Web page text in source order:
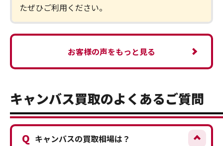
たぜひご利用ください。
お客様の声をもっと見る
キャンバス買取のよくあるご質問
Q キャンバスの買取相場は？